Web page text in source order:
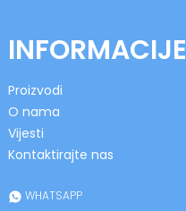
INFORMACIJE
Proizvodi
O nama
Vijesti
Kontaktirajte nas
WHATSAPP